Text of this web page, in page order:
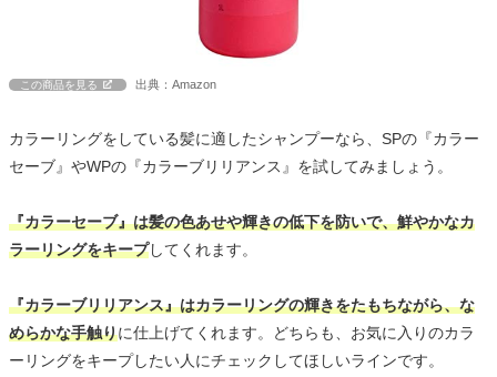
この商品を見る 出典：Amazon
カラーリングをしている髪に適したシャンプーなら、SPの『カラー
セーブ』やWPの『カラーブリリアンス』を試してみましょう。
『カラーセーブ』は髪の色あせや輝きの低下を防いで、鮮やかなカ
ラーリングをキープしてくれます。
『カラーブリリアンス』はカラーリングの輝きをたもちながら、な
めらかな手触りに仕上げてくれます。どちらも、お気に入りのカラ
ーリングをキープしたい人にチェックしてほしいラインです。